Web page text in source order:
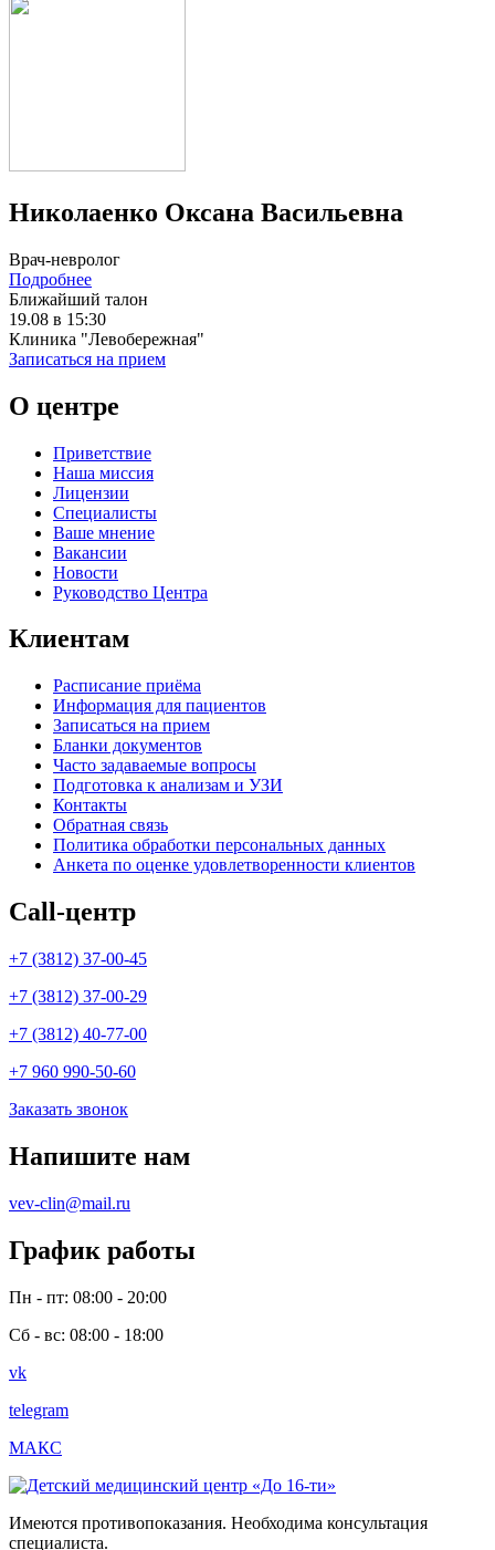
Николаенко Оксана Васильевна
Врач-невролог
Подробнее
Ближайший талон
19.08 в 15:30
Клиника "Левобережная"
Записаться на прием
О центре
Приветствие
Наша миссия
Лицензии
Специалисты
Ваше мнение
Вакансии
Новости
Руководство Центра
Клиентам
Расписание приёма
Информация для пациентов
Записаться на прием
Бланки документов
Часто задаваемые вопросы
Подготовка к анализам и УЗИ
Контакты
Обратная связь
Политика обработки персональных данных
Анкета по оценке удовлетворенности клиентов
Call-центр
+7 (3812) 37-00-45
+7 (3812) 37-00-29
+7 (3812) 40-77-00
+7 960 990-50-60
Заказать звонок
Напишите нам
vev-clin@mail.ru
График работы
Пн - пт: 08:00 - 20:00
Сб - вс: 08:00 - 18:00
vk
telegram
МАКС
Имеются противопоказания. Необходима консультация
специалиста.